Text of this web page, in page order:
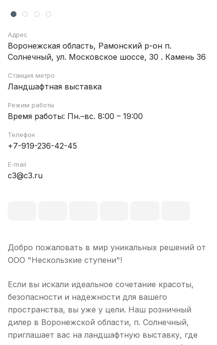
Адрес
Воронежская область, Рамонский р-он п.
Солнечный, ул. Московское шоссе, 30 . Камень 36
Станция метро
Ландшафтная выставка
Режим работы
Время работы: Пн.–вс. 8:00 – 19:00
Телефон
+7-919-236-42-45
E-mail
c3@c3.ru
Добро пожаловать в мир уникальных решений от
ООО "Нескользкие ступени"!
Если вы искали идеальное сочетание красоты,
безопасности и надежности для вашего
пространства, вы уже у цели. Наш розничный
дилер в Воронежской области, п. Солнечный,
приглашает вас на ландшафтную выставку, где